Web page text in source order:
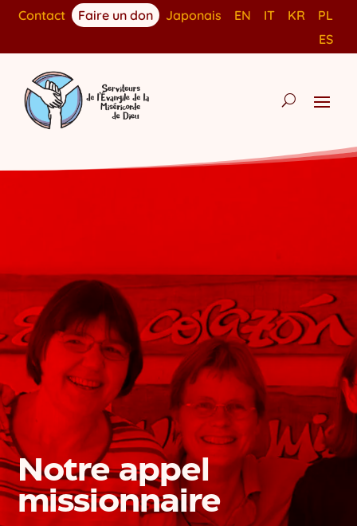
Contact Faire un don Japonais EN IT KR
PL
ES
Notre appel
missionnaire